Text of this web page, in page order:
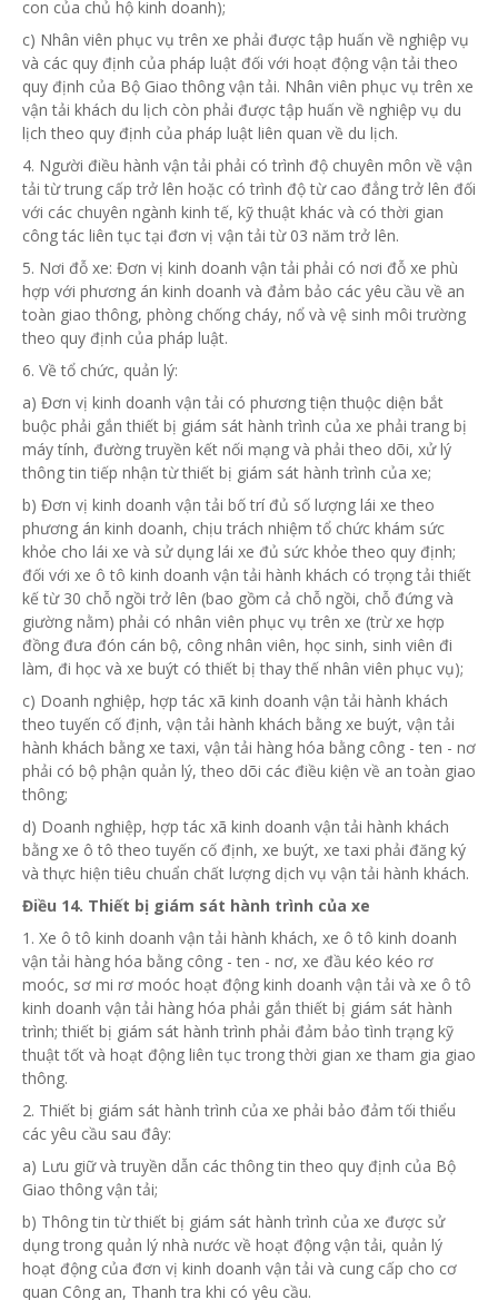
con của chủ hộ kinh doanh);
c) Nhân viên phục vụ trên xe phải được tập huấn về nghiệp vụ
và các quy định của pháp luật đối với hoạt động vận tải theo
quy định của Bộ Giao thông vận tải. Nhân viên phục vụ trên xe
vận tải khách du lịch còn phải được tập huấn về nghiệp vụ du
lịch theo quy định của pháp luật liên quan về du lịch.
4. Người điều hành vận tải phải có trình độ chuyên môn về vận
tải từ trung cấp trở lên hoặc có trình độ từ cao đẳng trở lên đối
với các chuyên ngành kinh tế, kỹ thuật khác và có thời gian
công tác liên tục tại đơn vị vận tải từ 03 năm trở lên.
5. Nơi đỗ xe: Đơn vị kinh doanh vận tải phải có nơi đỗ xe phù
hợp với phương án kinh doanh và đảm bảo các yêu cầu về an
toàn giao thông, phòng chống cháy, nổ và vệ sinh môi trường
theo quy định của pháp luật.
6. Vềtổ chức, quản lý:
a) Đơn vị kinh doanh vận tải có phương tiện thuộc diện bắt
buộc phải gắn thiết bị giám sát hành trình của xe phải trang bị
máy tính, đường truyền kết nối mạng và phải theo dõi, xử lý
thông tin tiếp nhận từ thiết bị giám sát hành trình của xe;
b) Đơn vị kinh doanh vận tải bố trí đủ số lượng lái xe theo
phương án kinh doanh, chịu trách nhiệm tổ chức khám sức
khỏe cho lái xe và sử dụng lái xe đủ sức khỏe theo quy định;
đối với xe ô tô kinh doanh vận tải hành khách có trọng tải thiết
kếtừ30 chỗ ngồi trở lên (bao gồm cả chỗ ngồi, chỗ đứng và
giường nằm) phải có nhân viên phục vụ trên xe (trừ xe hợp
đồng đưa đón cán bộ, công nhân viên, học sinh, sinh viên đi
làm, đi học và xe buýt có thiết bị thay thế nhân viên phục vụ);
c) Doanh nghiệp, hợp tác xã kinh doanh vận tải hành khách
theo tuyến cố định, vận tải hành khách bằng xe buýt, vận tải
hành khách bằng xe taxi, vận tải hàng hóa bằng công - ten - nơ
phải có bộ phận quản lý, theo dõi các điều kiện về an toàn giao
thông;
d) Doanh nghiệp, hợp tác xã kinh doanh vận tải hành khách
bằng xe ô tô theo tuyến cố định, xe buýt, xe taxi phải đăng ký
và thực hiện tiêu chuẩn chất lượng dịch vụ vận tải hành khách.
Điều 14. Thiết bị giám sát hành trình của xe
1. Xe ô tô kinh doanh vận tải hành khách, xe ô tô kinh doanh
vận tải hàng hóa bằng công - ten - nơ, xe đầu kéo kéo rơ
moóc, sơ mi rơ moóc hoạt động kinh doanh vận tải và xe ô tô
kinh doanh vận tải hàng hóa phải gắn thiết bị giám sát hành
trình; thiết bị giám sát hành trình phải đảm bảo tình trạng kỹ
thuật tốt và hoạt động liên tục trong thời gian xe tham gia giao
thông.
2. Thiết bị giám sát hành trình của xe phải bảo đảm tối thiểu
các yêu cầu sau đây:
a) Lưu giữ và truyền dẫn các thông tin theo quy định của Bộ
Giao thông vận tải;
b) Thông tin từ thiết bị giám sát hành trình của xe được sử
dụng trong quản lý nhà nước về hoạt động vận tải, quản lý
hoạt động của đơn vị kinh doanh vận tải và cung cấp cho cơ
quan Công an, Thanh tra khi có yêu cầu.